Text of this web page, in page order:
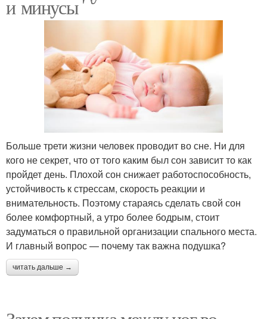
и минусы
Больше трети жизни человек проводит во сне. Ни для
кого не секрет, что от того каким был сон зависит то как
пройдет день. Плохой сон снижает работоспособность,
устойчивость к стрессам, скорость реакции и
внимательность. Поэтому стараясь сделать свой сон
более комфортный, а утро более бодрым, стоит
задуматься о правильной организации спального места.
И главный вопрос — почему так важна подушка?
читать дальше →